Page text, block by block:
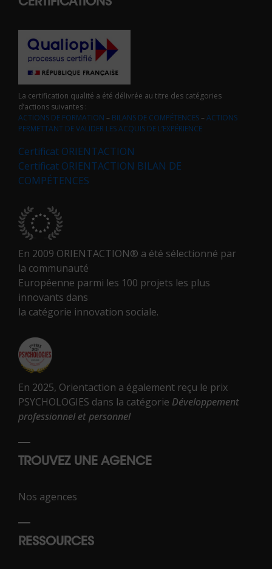
La certification qualité a été délivrée au titre des catégories
d’actions suivantes :
ACTIONS DE FORMATION – BILANS DE COMPÉTENCES–ACTIONS
PERMETTANT DE VALIDER LES ACQUIS DE L’EXPÉRIENCE
Certificat ORIENTACTION
Certificat ORIENTACTION BILAN DE
COMPÉTENCES
En 2009 ORIENTACTION® a été sélectionné par
la communauté
Européenne parmi les 100 projets les plus
innovants dans
la catégorie innovation sociale.
En 2025, Orientaction a également reçu le prix
PSYCHOLOGIES dans la catégorie Développement
professionnel et personnel
TROUVEZ UNE AGENCE
Nos agences
RESSOURCES